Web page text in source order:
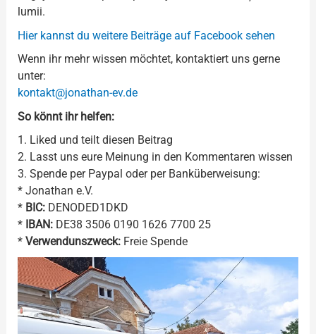
lumii.
Hier kannst du weitere Beiträge auf Facebook sehen
Wenn ihr mehr wissen möchtet, kontaktiert uns gerne
unter:
kontakt@jonathan-ev.de
So könnt ihr helfen:
1. Liked und teilt diesen Beitrag
2. Lasst uns eure Meinung in den Kommentaren wissen
3. Spende per Paypal oder per Banküberweisung:
* Jonathan e.V.
* BIC:DENODED1DKD
* IBAN:DE38 3506 0190 1626 7700 25
* Verwendunszweck:Freie Spende